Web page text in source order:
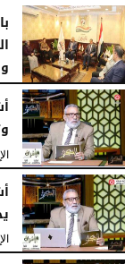
الأربعاء، 5 أغسطس 2026
الثلاثاء، 4 أغسطس 2026